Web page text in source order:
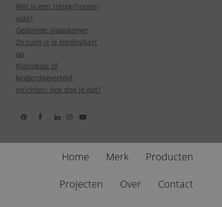
Wat is een steigerhouten
vide?
Gedeelde slaapkamer
Zo ruim je je kledingkast
op
Klaslokaal of
kinderdagverblijf
inrichten: hoe doe je dat?
Home Merk Producten
Projecten Over Contact